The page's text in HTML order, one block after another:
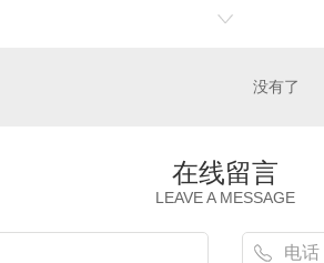
没有了
在线留言
LEAVE A MESSAGE